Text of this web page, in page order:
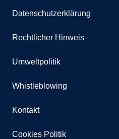
Datenschutzerklärung
Rechtlicher Hinweis
Umweltpolitik
Whistleblowing
Kontakt
Cookies Politik